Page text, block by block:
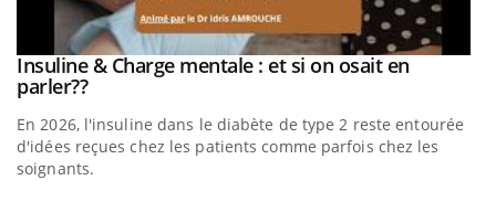
Youtube
Insuline & Charge mentale : et si on osait en
parler??Youtube
En 2026, l'insuline dans le diabète de type 2 reste entourée
d'idées reçues chez les patients comme parfois chez les
soignants.